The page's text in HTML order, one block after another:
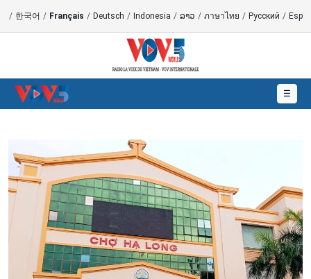
/ 한국어 / Français / Deutsch / Indonesia / ລາວ / ภาษาไทย / Русский /
☰